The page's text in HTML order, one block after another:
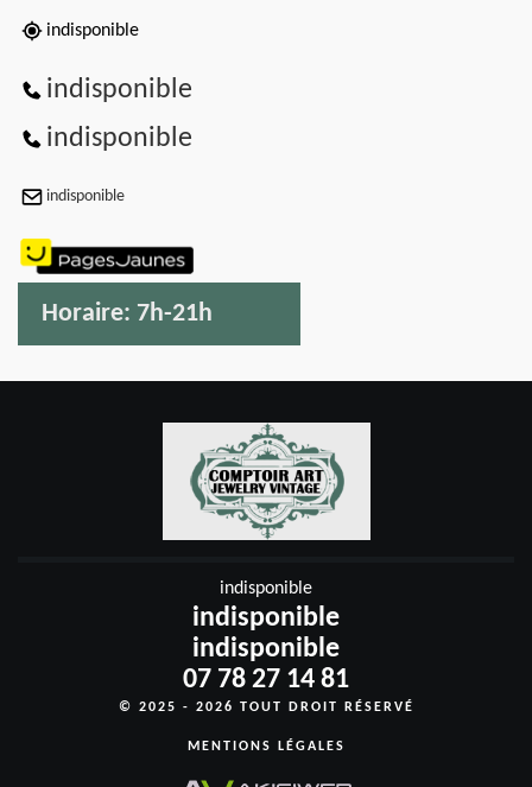
indisponible
indisponible
indisponible
indisponible
Horaire: 7h-21h
indisponible
indisponible
indisponible
07 78 27 14 81
© 2025 - 2026 TOUT DROIT RÉSERVÉ
MENTIONS LÉGALES